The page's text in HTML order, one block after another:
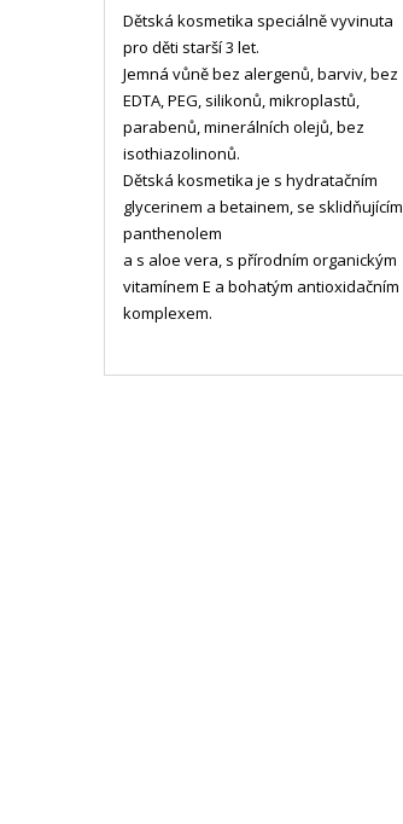
Dětská kosmetika speciálně vyvinuta
pro děti starší 3 let.
Jemná vůně bez alergenů, barviv, bez
EDTA, PEG, silikonů, mikroplastů,
parabenů, minerálních olejů, bez
isothiazolinonů.
Dětská kosmetika je s hydratačním
glycerinem a betainem, se sklidňujícím
panthenolem
a s aloe vera, s přírodním organickým
vitamínem E a bohatým antioxidačním
komplexem.